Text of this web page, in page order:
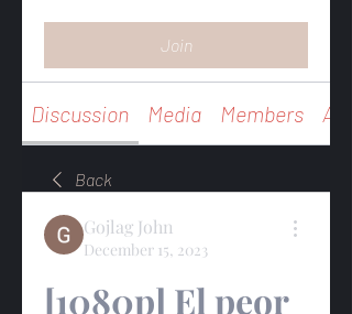
Join
Discussion Media Members
Back
Gojlag John
December 15, 2023
[1080p] El peor